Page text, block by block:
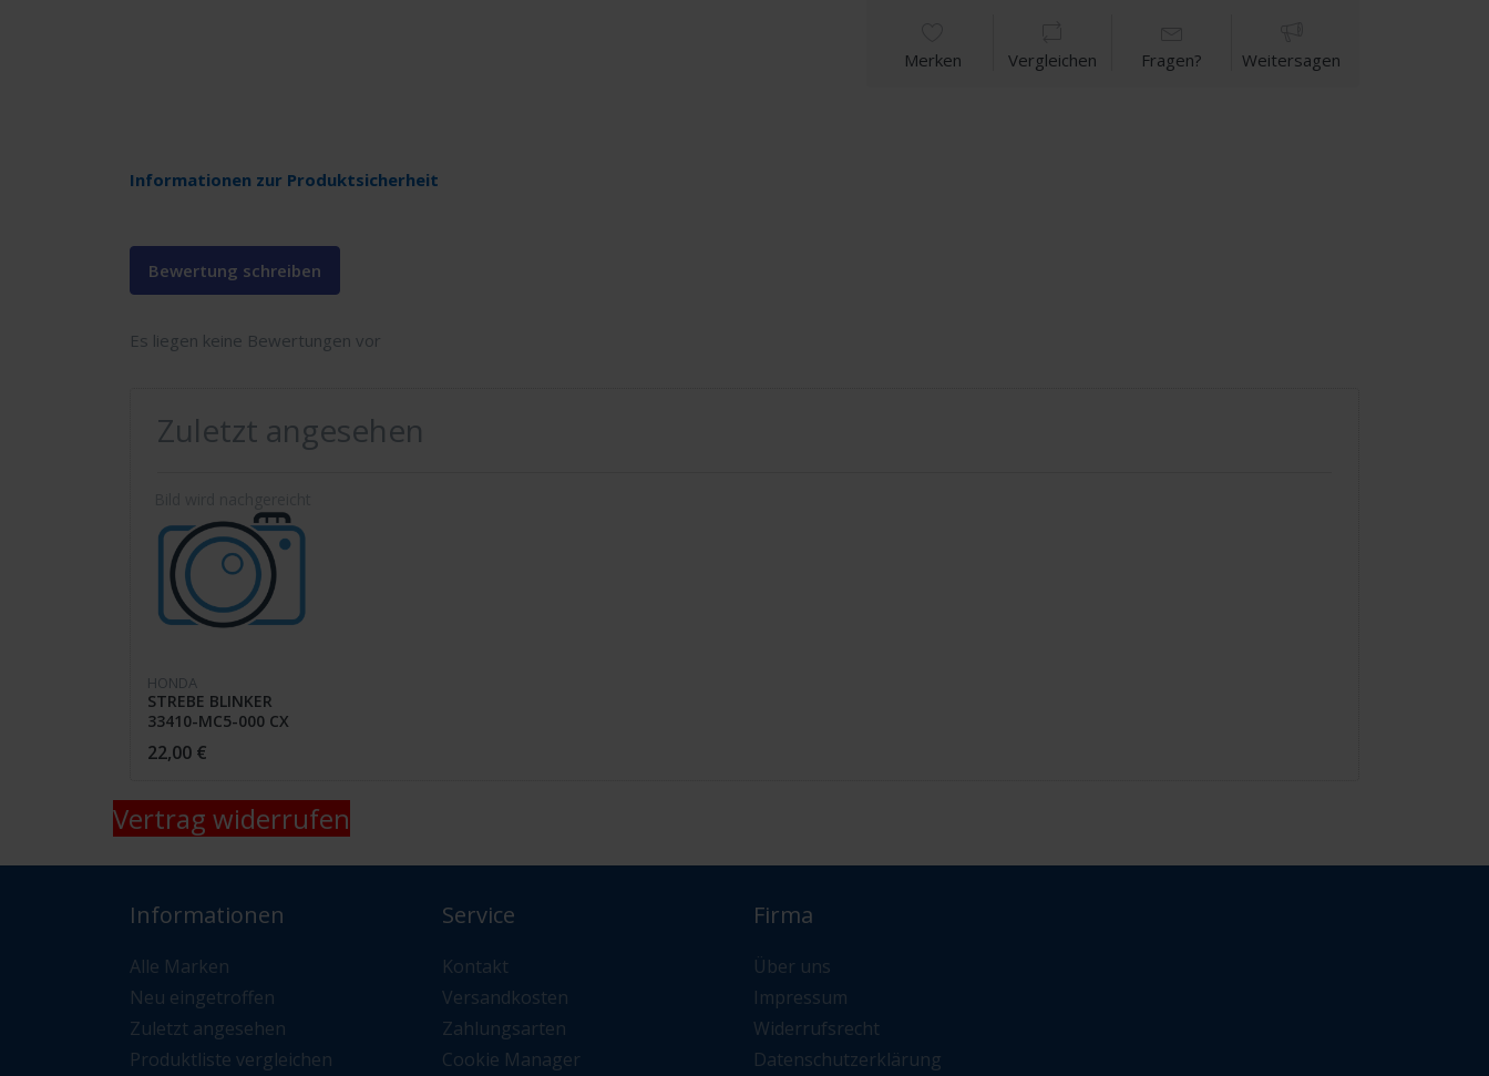
Informationen zur Produktsicherheit
Merken Vergleichen Fragen? Weitersagen
Bewertung schreiben
Es liegen keine Bewertungen vor
Zuletzt angesehen
HONDA
STREBE BLINKER
33410-MC5-000 CX
500 E
22,00 €
Vertrag widerrufen
Informationen
Alle Marken
Neu eingetroffen
Zuletzt angesehen
Produktliste vergleichen
Service
Kontakt
Versandkosten
Zahlungsarten
Cookie Manager
Firma
Über uns
Impressum
Widerrufsrecht
Datenschutzerklärung